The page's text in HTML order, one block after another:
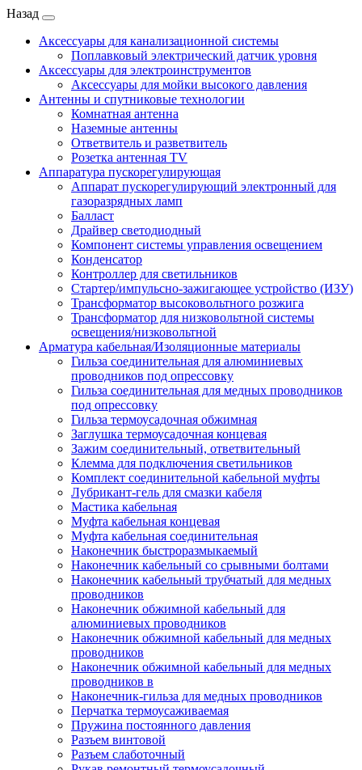
Назад
Аксессуары для канализационной системы
Поплавковый электрический датчик уровня
Аксессуары для электроинструментов
Аксессуары для мойки высокого давления
Антенны и спутниковые технологии
Комнатная антенна
Наземные антенны
Ответвитель и разветвитель
Розетка антенная TV
Аппаратура пускорегулирующая
Аппарат пускорегулирующий электронный для
газоразрядных ламп
Балласт
Драйвер светодиодный
Компонент системы управления освещением
Конденсатор
Контроллер для светильников
Стартер/импульсно-зажигающее устройство (ИЗУ)
Трансформатор высоковольтного розжига
Трансформатор для низковольтной системы
освещения/низковольтной
Арматура кабельная/Изоляционные материалы
Гильза соединительная для алюминиевых
проводников под опрессовку
Гильза соединительная для медных проводников
под опрессовку
Гильза термоусадочная обжимная
Заглушка термоусадочная концевая
Зажим соединительный, ответвительный
Клемма для подключения светильников
Комплект соединительной кабельной муфты
Лубрикант-гель для смазки кабеля
Мастика кабельная
Муфта кабельная концевая
Муфта кабельная соединительная
Наконечник быстроразмыкаемый
Наконечник кабельный со срывными болтами
Наконечник кабельный трубчатый для медных
проводников
Наконечник обжимной кабельный для
алюминиевых проводников
Наконечник обжимной кабельный для медных
проводников
Наконечник обжимной кабельный для медных
проводников в
Наконечник-гильза для медных проводников
Перчатка термоусаживаемая
Пружина постоянного давления
Разъем винтовой
Разъем слаботочный